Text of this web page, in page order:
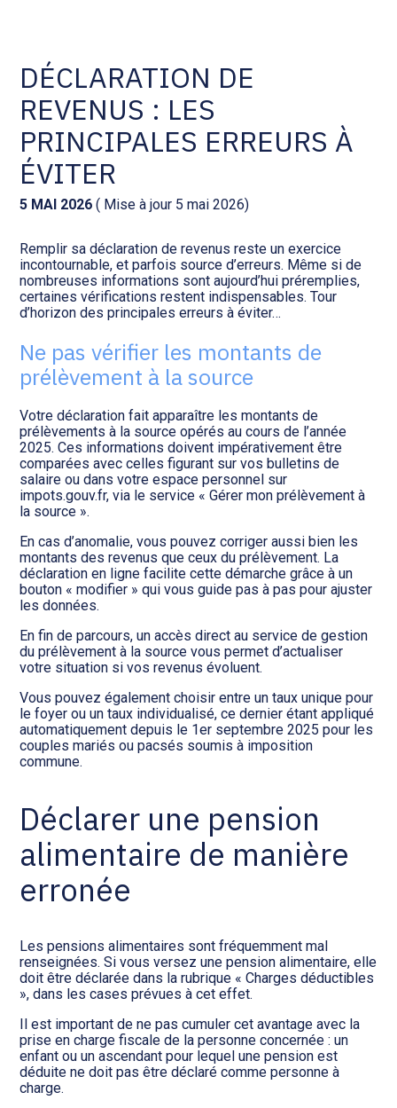
Social et ressources humaines
Assistance juridique
Pilotage d’entreprise
Audit légal
Gestion de patrimoine
Procédures collectives
Tenue de votre comptabilité :
ACD
Facturation et pilotage :
EVOLIZ
Analyse et tableau de bord :
WAIBI
Gérer vos ressources
humaines : SILAE
DÉCLARATION DE
REVENUS : LES
PRINCIPALES ERREURS À
ÉVITER
5 MAI 2026 ( Mise à jour 5 mai 2026)
Remplir sa déclaration de revenus reste un exercice
incontournable, et parfois source d’erreurs. Même si de
nombreuses informations sont aujourd’hui préremplies,
certaines vérifications restent indispensables. Tour
d’horizon des principales erreurs à éviter…
Ne pas vérifier les montants de
prélèvement à la source
Votre déclaration fait apparaître les montants de
prélèvements à la source opérés au cours de l’année
2025. Ces informations doivent impérativement être
comparées avec celles figurant sur vos bulletins de
salaire ou dans votre espace personnel sur
impots.gouv.fr, via le service « Gérer mon prélèvement à
la source ».
En cas d’anomalie, vous pouvez corriger aussi bien les
montants des revenus que ceux du prélèvement. La
déclaration en ligne facilite cette démarche grâce à un
bouton « modifier » qui vous guide pas à pas pour ajuster
les données.
En fin de parcours, un accès direct au service de gestion
du prélèvement à la source vous permet d’actualiser
votre situation si vos revenus évoluent.
Vous pouvez également choisir entre un taux unique pour
le foyer ou un taux individualisé, ce dernier étant appliqué
automatiquement depuis le 1er septembre 2025 pour les
couples mariés ou pacsés soumis à imposition
commune.
Déclarer une pension
alimentaire de manière
erronée
Les pensions alimentaires sont fréquemment mal
renseignées. Si vous versez une pension alimentaire, elle
doit être déclarée dans la rubrique « Charges déductibles
», dans les cases prévues à cet effet.
Il est important de ne pas cumuler cet avantage avec la
prise en charge fiscale de la personne concernée : un
enfant ou un ascendant pour lequel une pension est
déduite ne doit pas être déclaré comme personne à
charge.